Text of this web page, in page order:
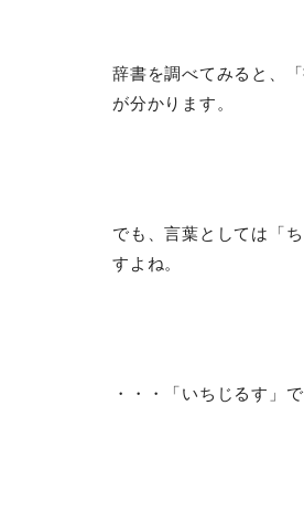
辞書を調べてみると、
が分かります。
でも、言葉としては「
すよね。
・・・「いちじるす」